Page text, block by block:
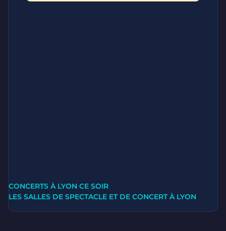
CONCERTS À LYON CE SOIR
LES SALLES DE SPECTACLE ET DE CONCERT À LYON